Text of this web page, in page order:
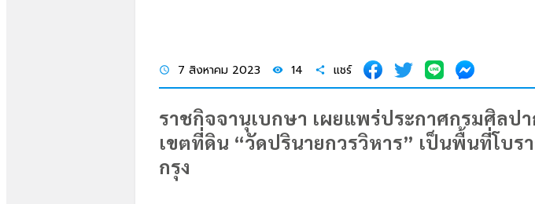
schedule 7 สิงหาคม 2023 visibility 14 share แชร์
ราชกิจจานุเบกษา เผยแพร่ประกาศกรมศิลป
เขตที่ดิน “วัดปรินายกวรวิหาร” เป็นพื้นที่โบร
กรุง